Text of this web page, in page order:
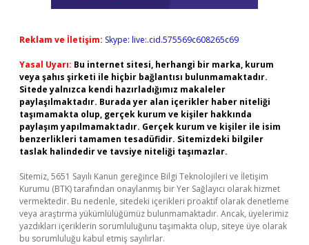
Reklam ve İletişim: Skype: live:.cid.575569c608265c69
Yasal Uyarı: Bu internet sitesi, herhangi bir marka, kurum
veya şahıs şirketi ile hiçbir bağlantısı bulunmamaktadır.
Sitede yalnızca kendi hazırladığımız makaleler
paylaşılmaktadır. Burada yer alan içerikler haber niteliği
taşımamakta olup, gerçek kurum ve kişiler hakkında
paylaşım yapılmamaktadır. Gerçek kurum ve kişiler ile isim
benzerlikleri tamamen tesadüfidir. Sitemizdeki bilgiler
taslak halindedir ve tavsiye niteliği taşımazlar.
Sitemiz, 5651 Sayılı Kanun gereğince Bilgi Teknolojileri ve İletişim
Kurumu (BTK) tarafından onaylanmış bir Yer Sağlayıcı olarak hizmet
vermektedir. Bu nedenle, sitedeki içerikleri proaktif olarak denetleme
veya araştırma yükümlülüğümüz bulunmamaktadır. Ancak, üyelerimiz
yazdıkları içeriklerin sorumluluğunu taşımakta olup, siteye üye olarak
bu sorumluluğu kabul etmiş sayılırlar.